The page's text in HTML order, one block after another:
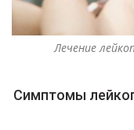
Лечение
Симптомы